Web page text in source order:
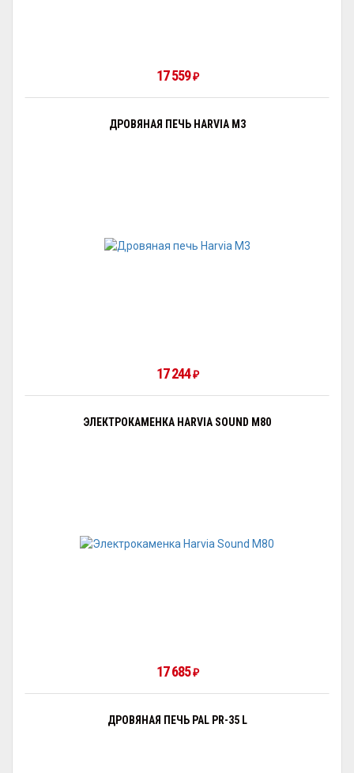
17 559 ₽
ДРОВЯНАЯ ПЕЧЬ HARVIA M3
17 244 ₽
ЭЛЕКТРОКАМЕНКА HARVIA SOUND M80
17 685 ₽
ДРОВЯНАЯ ПЕЧЬ PAL PR-35 L